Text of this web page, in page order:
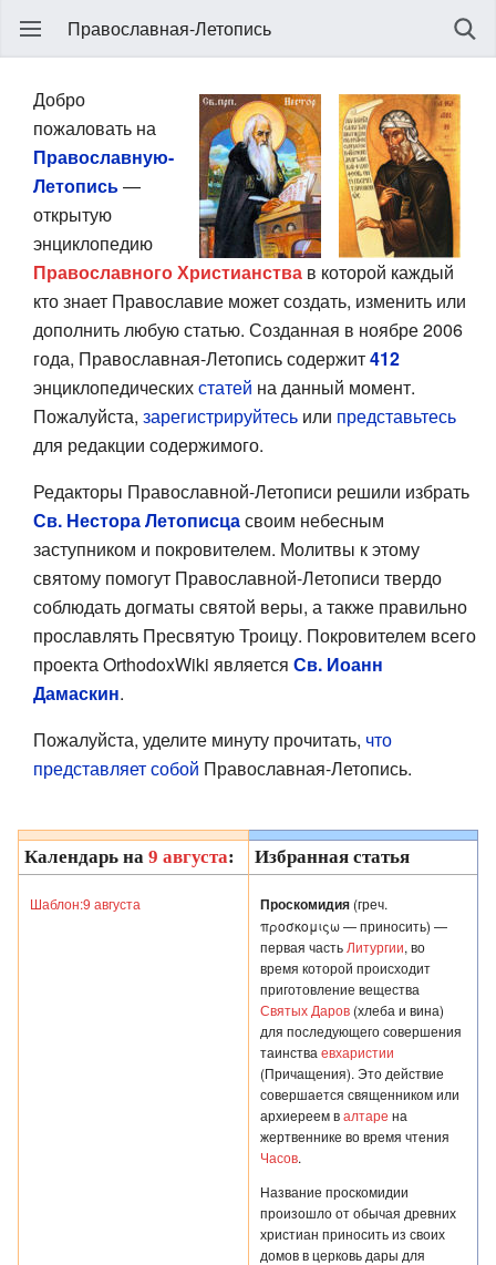
Православная-Летопись
Добро
пожаловать на
Православную-
Летопись—
открытую
энциклопедию
Православного Христианства в которой каждый
кто знает Православие может создать, изменить или
дополнить любую статью. Созданная в ноябре 2006
года, Православная-Летопись содержит412
энциклопедическихстатей на данный момент.
Пожалуйста,зарегистрируйтесь или представьтесь
для редакции содержимого.
Редакторы Православной-Летописи решили избрать
Св. Нестора Летописцасвоим небесным
заступником и покровителем. Молитвы к этому
святому помогут Православной-Летописи твердо
соблюдать догматы святой веры, а также правильно
прославлять Пресвятую Троицу. Покровителем всего
проекта OrthodoxWiki являетсяСв. Иоанн
Дамаскин.
Пожалуйста, уделите минуту прочитать, что
представляет собой Православная-Летопись.
Календарь на 9 августа:
Шаблон:9 августа
Избранная статья
Проскомидия (греч.
προσκομιςω — приносить) —
первая часть Литургии, во
время которой происходит
приготовление вещества
Святых Даров (хлеба и вина)
для последующего совершения
таинства евхаристии
(Причащения). Это действие
совершается священником или
архиереем валтаре на
жертвеннике во время чтения
Часов.
Название проскомидии
произошло от обычая древних
христиан приносить из своих
домов в церковь дары для